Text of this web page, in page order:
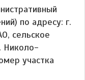
по адресу: г.
сельское
Николо-
участка